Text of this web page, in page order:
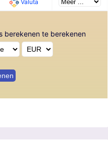
Valuta
berekenen te berekenen